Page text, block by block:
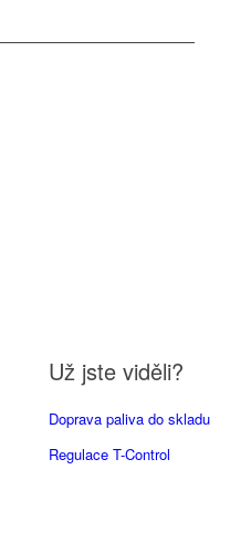
Už jste viděli?
Doprava paliva do skladu
Regulace T-Control